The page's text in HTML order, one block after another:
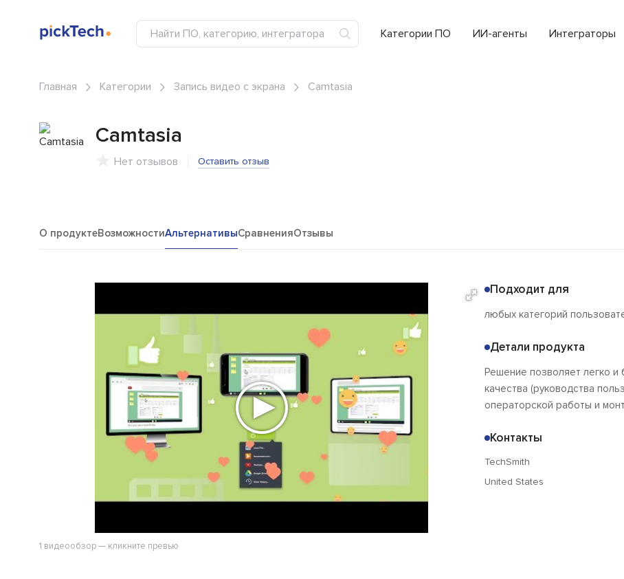
Категории ПО ИИ-агенты Интеграторы
Главная Категории Запись видео с экрана Camtasia
Camtasia
Нет отзывов Оставить отзыв
О продуктеВозможностиАльтернативыСравненияОтзывы
1 видеообзор — кликните превью
Подходит для
любых категорий
Детали продукта
Решение позволяет легко
качества (руководства
операторской работы и
Контакты
TechSmith
United States